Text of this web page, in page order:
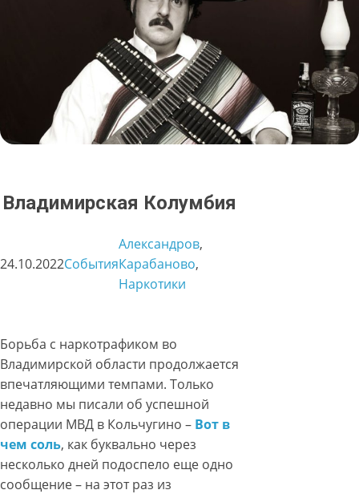
Владимирская Колумбия
24.10.2022События
Александров
Карабаново
Наркотики
Борьба с наркотрафиком во
Владимирской области продолжается
впечатляющими темпами. Только
недавно мы писали об успешной
операции МВД в Кольчугино – Вот в
чем соль, как буквально через
несколько дней подоспело еще одно
сообщение – на этот раз из